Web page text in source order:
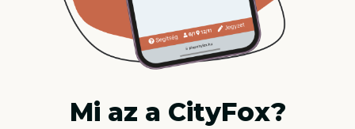
Mi az a CityFox?